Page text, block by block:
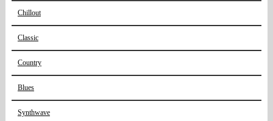
Chillout
Classic
Country
Blues
Synthwave